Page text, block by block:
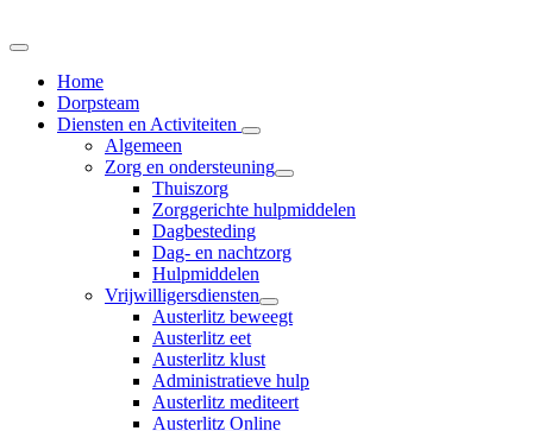
Home
Dorpsteam
Diensten en Activiteiten
Algemeen
Zorg en ondersteuning
Thuiszorg
Zorggerichte hulpmiddelen
Dagbesteding
Dag- en nachtzorg
Hulpmiddelen
Vrijwilligersdiensten
Austerlitz beweegt
Austerlitz eet
Austerlitz klust
Administratieve hulp
Austerlitz mediteert
Austerlitz Online